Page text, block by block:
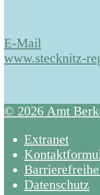
E-Mail
www.stecknitz-
© 2026 Amt
Extranet
Datenschutz